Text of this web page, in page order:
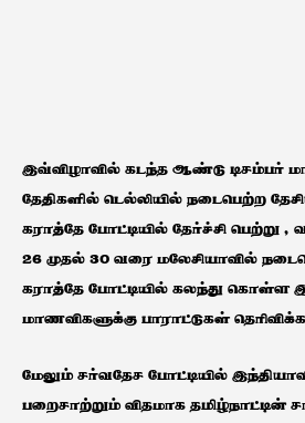
இவ்விழாவில் கடந்த ஆண்டு டிசம்பர்
தேதிகளில் டெல்லியில் நடைபெற்ற
கராத்தே போட்டியில் தேர்ச்சி பெற்று ,
26 முதல் 30 வரை மலேசியாவில்
கராத்தே போட்டியில் கலந்து கொள்ள
மாணவிகளுக்கு பாராட்டுகள்
மேலும் சர்வதேச போட்டியில்
பறைசாற்றும் விதமாக தமிழ்நாட்டின்